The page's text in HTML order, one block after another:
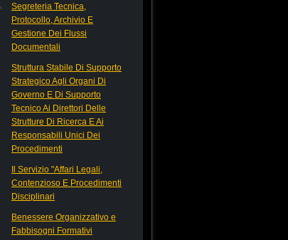
Segreteria Tecnica,
Protocollo, Archivio E
Gestione Dei Flussi
Documentali
Struttura Stabile Di Supporto
Strategico Agli Organi Di
Governo E Di Supporto
Tecnico Ai Direttori Delle
Strutture Di Ricerca E Ai
Responsabili Unici Dei
Procedimenti
Il Servizio "Affari Legali,
Contenzioso E Procedimenti
Disciplinari
Benessere Organizzativo e
Fabbisogni Formativi